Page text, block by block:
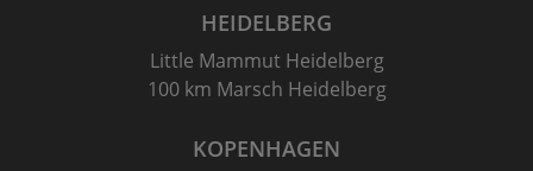
HEIDELBERG
Little Mammut Heidelberg
100 km Marsch Heidelberg
KOPENHAGEN